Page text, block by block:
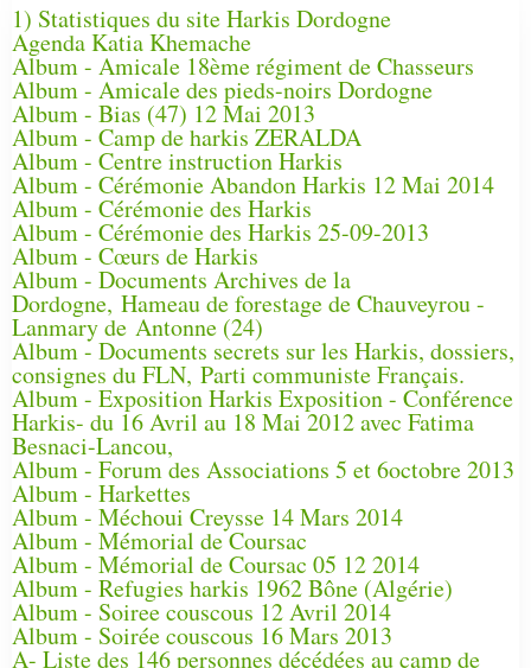
1) Statistiques du site Harkis Dordogne
Agenda Katia Khemache
Album - Amicale 18ème régiment de Chasseurs
Album - Amicale des pieds-noirs Dordogne
Album - Bias (47) 12 Mai 2013
Album - Camp de harkis ZERALDA
Album - Centre instruction Harkis
Album - Cérémonie Abandon Harkis 12 Mai 2014
Album - Cérémonie des Harkis
Album - Cérémonie des Harkis 25-09-2013
Album - Cœurs de Harkis
Album - Documents Archives de la
Dordogne, Hameau de forestage de Chauveyrou -
Lanmary de Antonne (24)
Album - Documents secrets sur les Harkis, dossiers,
consignes du FLN, Parti communiste Français.
Album - Exposition Harkis Exposition - Conférence
Harkis- du 16 Avril au 18 Mai 2012 avec Fatima
Besnaci-Lancou,
Album - Forum des Associations 5 et 6octobre 2013
Album - Harkettes
Album - Méchoui Creysse 14 Mars 2014
Album - Mémorial de Coursac
Album - Mémorial de Coursac 05 12 2014
Album - Refugies harkis 1962 Bône (Algérie)
Album - Soiree couscous 12 Avril 2014
Album - Soirée couscous 16 Mars 2013
A- Liste des 146 personnes décédées au camp de